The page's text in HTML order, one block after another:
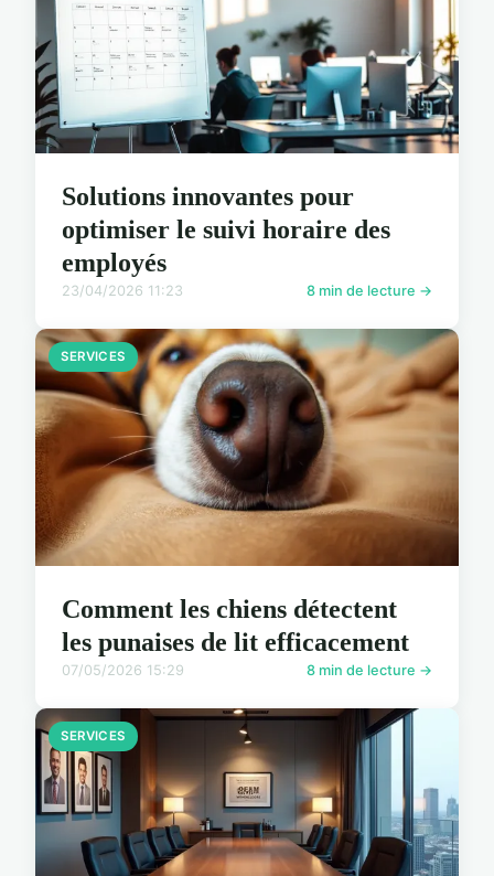
Solutions innovantes pour
optimiser le suivi horaire des
employés
23/04/2026 11:23 8 min de lecture →
SERVICES
Comment les chiens détectent
les punaises de lit efficacement
07/05/2026 15:29 8 min de lecture →
SERVICES